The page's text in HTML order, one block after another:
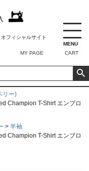
MENU
フィシャルサイト
MY PAGE CART
リー)
Champion T-Shirt エンブロ
半袖
Champion T-Shirt エンブロ